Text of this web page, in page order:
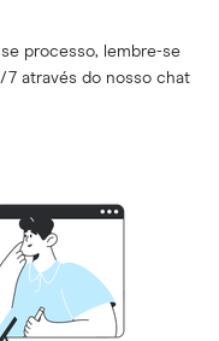
processo, lembre-se
7 através do nosso chat